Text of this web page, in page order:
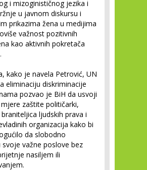
i mizoginističnog jezika i
u javnom diskursu i
prikazima žena u medijima
važnost pozitivnih
kao aktivnih pokretača
kako je navela Petrović, UN
eliminaciju diskriminacije
pozvao je BiH da usvoji
zaštite političarki,
ljudskih prava i
organizacija kako bi
da slobodno
svoje važne poslove bez
nasiljem ili